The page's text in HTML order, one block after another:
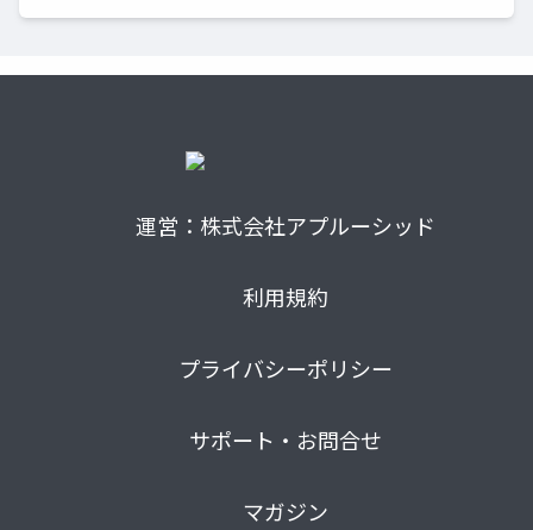
運営：株式会社アプルーシッド
利用規約
プライバシーポリシー
サポート・お問合せ
マガジン